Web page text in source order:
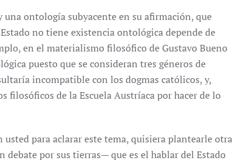
una ontología subyacente en su afirmación, que
no tiene existencia ontológica depende de
en el materialismo filosófico de Gustavo Bueno
puesto que se consideran tres géneros de
incompatible con los dogmas católicos, y,
filosóficos de la Escuela Austríaca por hacer de lo
para aclarar este tema, quisiera plantearle otra
por sus tierras— que es el hablar del Estado